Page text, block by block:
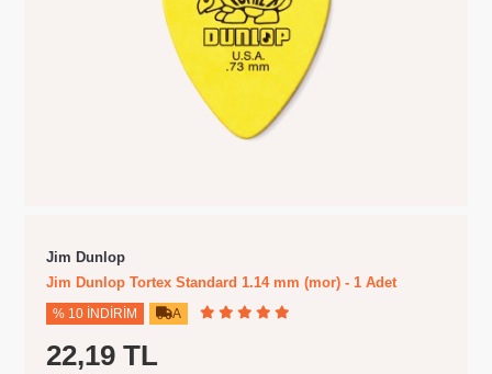
Jim Dunlop
Jim Dunlop Tortex Standard 1.14 mm (mor) - 1 Adet
% 10 İNDIRIM A
22,19 TL